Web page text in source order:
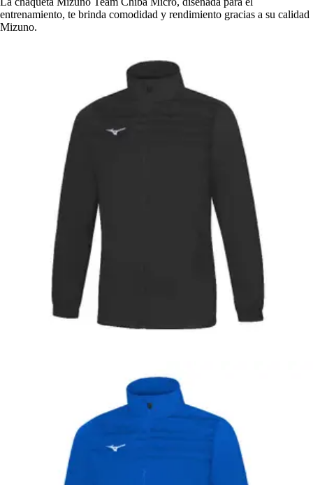
entrenamiento, te brinda comodidad y rendimiento gracias a su calidad
Mizuno.